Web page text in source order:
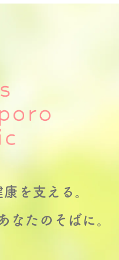
を支える。
なたのそばに。